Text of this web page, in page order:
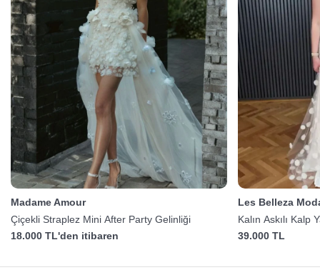
Madame Amour
Çiçekli Straplez Mini After Party Gelinliği
18.000 TL'den itibaren
Les Belleza
Kalın Askılı Kalp
39.000 TL